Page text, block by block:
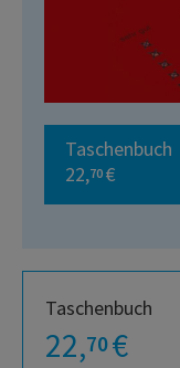
Taschenbuch
22,70 €
Taschenbuch
22,70€